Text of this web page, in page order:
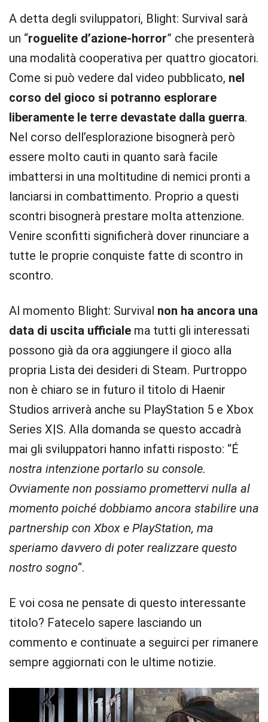
A detta degli sviluppatori, Blight: Survival sarà
un “roguelite d’azione-horror” che presenterà
una modalità cooperativa per quattro giocatori.
Come si può vedere dal video pubblicato, nel
corso del gioco si potranno esplorare
liberamente le terre devastate dalla guerra.
Nel corso dell’esplorazione bisognerà però
essere molto cauti in quanto sarà facile
imbattersi in una moltitudine di nemici pronti a
lanciarsi in combattimento. Proprio a questi
scontri bisognerà prestare molta attenzione.
Venire sconfitti significherà dover rinunciare a
tutte le proprie conquiste fatte di scontro in
scontro.
Al momento Blight: Survival non ha ancora una
data di uscita ufficiale ma tutti gli interessati
possono già da ora aggiungere il gioco alla
propria Lista dei desideri di Steam. Purtroppo
non è chiaro se in futuro il titolo di Haenir
Studios arriverà anche su PlayStation 5 e Xbox
Series X|S. Alla domanda se questo accadrà
mai gli sviluppatori hanno infatti risposto: “É
nostra intenzione portarlo su console.
Ovviamente non possiamo promettervi nulla al
momento poiché dobbiamo ancora stabilire una
partnership con Xbox e PlayStation, ma
speriamo davvero di poter realizzare questo
nostro sogno“.
E voi cosa ne pensate di questo interessante
titolo? Fatecelo sapere lasciando un
commento e continuate a seguirci per rimanere
sempre aggiornati con le ultime notizie.